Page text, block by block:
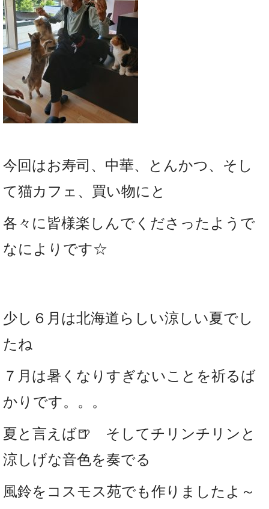
今回はお寿司、中華、とんかつ、そし
て猫カフェ、買い物にと
各々に皆様楽しんでくださったようで
なによりです☆
少し６月は北海道らしい涼しい夏でし
たね
７月は暑くなりすぎないことを祈るば
かりです。。。
夏と言えば🍺 そしてチリンチリンと
涼しげな音色を奏でる
風鈴をコスモス苑でも作りましたよ～